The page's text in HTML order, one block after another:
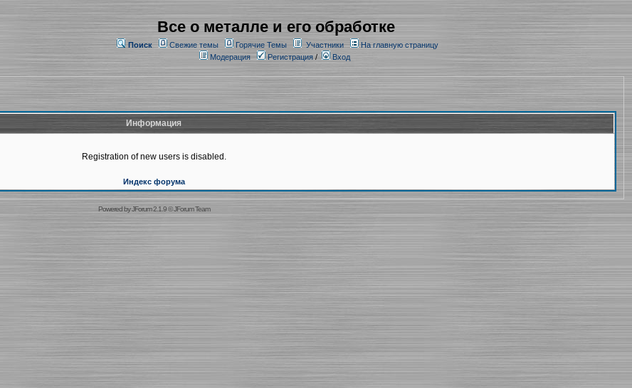
Все о металле и его обработке
Поиск Свежие темы Горячие Темы Участники
На главную страницу
Модерация
Регистрация/ Вход
Информация
Registration of new users is disabled.
Индекс форума
Powered byJForum 2.1.9©JForum Team